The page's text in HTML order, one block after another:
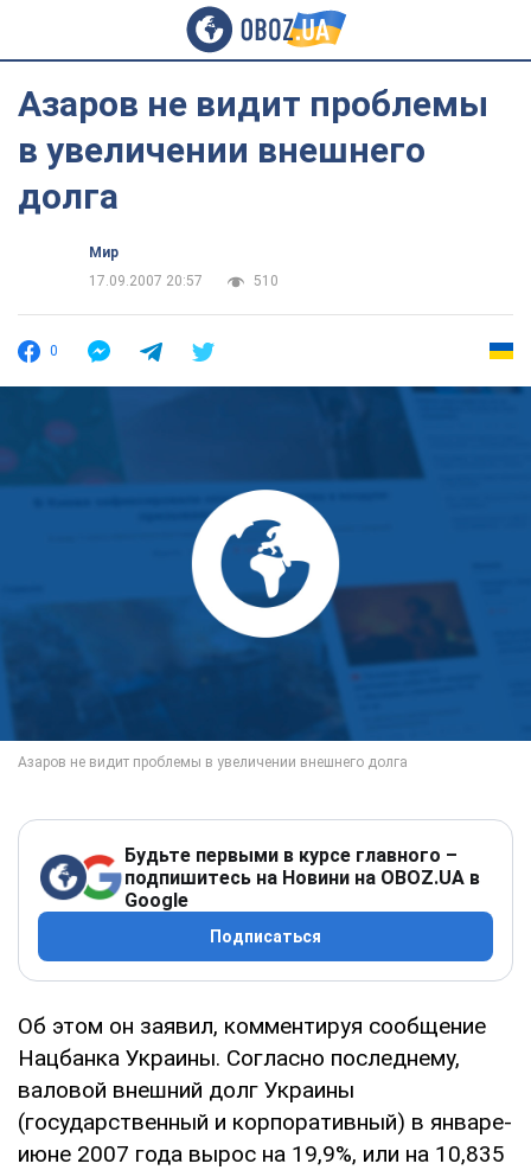
Азаров не видит проблемы
в увеличении внешнего
долга
Мир
17.09.2007 20:57
510
0
Будьте первыми в курсе главного –
подпишитесь на Новини на OBOZ.UA в
Google
Подписаться
Об этом он заявил, комментируя сообщение
Нацбанка Украины. Согласно последнему,
валовой внешний долг Украины
(государственный и корпоративный) в январе-
июне 2007 года вырос на 19,9%, или на 10,835